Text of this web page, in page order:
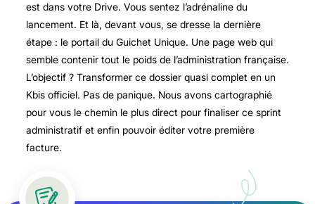
est dans votre Drive. Vous sentez l’adrénaline du
lancement. Et là, devant vous, se dresse la dernière
étape : le portail du Guichet Unique. Une page web qui
semble contenir tout le poids de l’administration française.
L’objectif ? Transformer ce dossier quasi complet en un
Kbis officiel. Pas de panique. Nous avons cartographié
pour vous le chemin le plus direct pour finaliser ce sprint
administratif et enfin pouvoir éditer votre première
facture.